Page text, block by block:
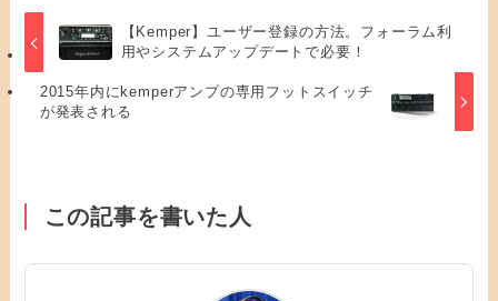
【Kemper】ユーザー登録の方法。フォーラム利
用やシステムアップデートで必要！
2015年内にkemperアンプの専用フットスイッチ
が発表される
この記事を書いた人